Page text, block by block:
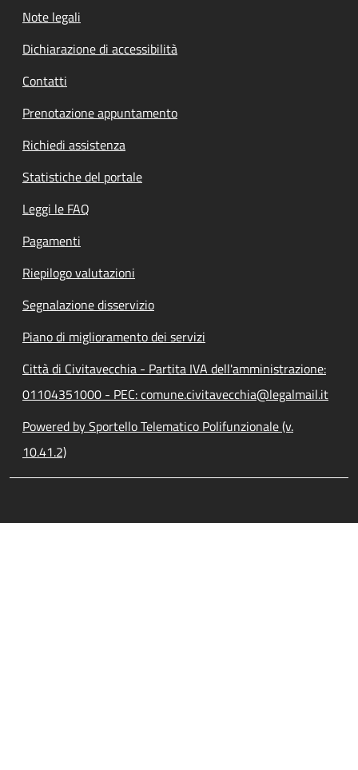
Note legali
Dichiarazione di accessibilità
Contatti
Prenotazione appuntamento
Richiedi assistenza
Statistiche del portale
Leggi le FAQ
Pagamenti
Riepilogo valutazioni
Segnalazione disservizio
Piano di miglioramento dei servizi
Città di Civitavecchia - Partita IVA dell'amministrazione:
01104351000 - PEC: comune.civitavecchia@legalmail.it
Powered by Sportello Telematico Polifunzionale (v.
10.41.2)